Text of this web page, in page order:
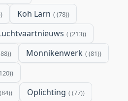
Koh Larn (78)
(213)
Monnikenwerk (81)
(84) Oplichting (77)